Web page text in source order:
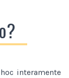
interamente